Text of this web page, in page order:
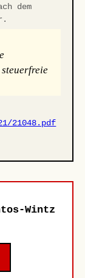
dem
21048.pdf
Wintz